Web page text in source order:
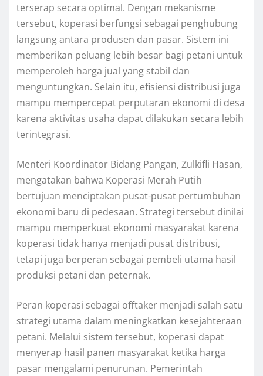
terserap secara optimal. Dengan mekanisme
tersebut, koperasi berfungsi sebagai penghubung
langsung antara produsen dan pasar. Sistem ini
memberikan peluang lebih besar bagi petani untuk
memperoleh harga jual yang stabil dan
menguntungkan. Selain itu, efisiensi distribusi juga
mampu mempercepat perputaran ekonomi di desa
karena aktivitas usaha dapat dilakukan secara lebih
terintegrasi.
Menteri Koordinator Bidang Pangan, Zulkifli Hasan,
mengatakan bahwa Koperasi Merah Putih
bertujuan menciptakan pusat-pusat pertumbuhan
ekonomi baru di pedesaan. Strategi tersebut dinilai
mampu memperkuat ekonomi masyarakat karena
koperasi tidak hanya menjadi pusat distribusi,
tetapi juga berperan sebagai pembeli utama hasil
produksi petani dan peternak.
Peran koperasi sebagai offtaker menjadi salah satu
strategi utama dalam meningkatkan kesejahteraan
petani. Melalui sistem tersebut, koperasi dapat
menyerap hasil panen masyarakat ketika harga
pasar mengalami penurunan. Pemerintah